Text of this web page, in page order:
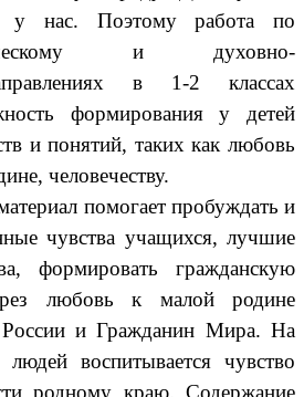
у нас. Поэтому работа по
и духовно-
в 1-2 классах
формирования у детей
и понятий, таких как любовь
человечеству.
помогает пробуждать и
чувства учащихся, лучшие
формировать гражданскую
любовь к малой родине
России и Гражданин Мира. На
воспитывается чувство
родному краю. Содержание